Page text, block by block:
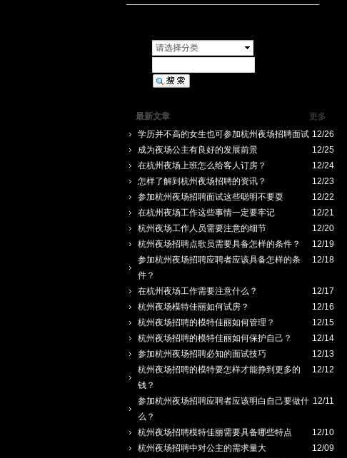
请选择分类
最新文章
更多
12/26
学历并不高的女生也可参加杭州夜场招聘面试
12/25
成为夜场公主有良好的发展前景
12/24
在杭州夜场上班怎么给客人订房？
12/23
怎样了解到杭州夜场招聘的资讯？
12/22
参加杭州夜场招聘面试这些聪明不要耍
12/21
在杭州夜场工作这些事情一定要牢记
12/20
杭州夜场工作人员需要注意的细节
12/19
杭州夜场招聘点歌员需要具备怎样的条件？
12/18
参加杭州夜场招聘应聘者应该具备怎样的条
件？
12/17
在杭州夜场工作需要注意什么？
12/16
杭州夜场模特佳丽如何试房？
12/15
杭州夜场招聘的模特佳丽如何管理？
12/14
杭州夜场招聘的模特佳丽如何保护自己？
12/13
参加杭州夜场招聘必知的面试技巧
12/12
杭州夜场招聘的模特要怎样才能挣到更多的
钱？
12/11
参加杭州夜场招聘应聘者应该明白自己要做什
么？
12/10
杭州夜场招聘模特佳丽需要具备哪些特点
12/09
杭州夜场招聘中对公主的需求量大